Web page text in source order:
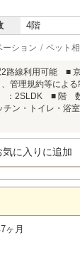
4階
ーション ペット
用可能 ■ 京急
、管理規約等に
■ 階
ン・トイレ・浴
気に入りに追加
ヶ月